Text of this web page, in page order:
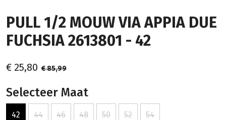
PULL 1/2 MOUW VIA APPIA DUE
FUCHSIA 2613801 - 42
€ 25,80 € 85,99
Selecteer Maat
42 44 46 48 50 52 54